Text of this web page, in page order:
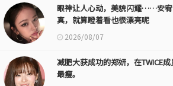
眼神让人心动，美貌闪耀……安宥
真，就算瞪着看也很漂亮呢
2026/08/07
减肥大获成功的郑妍，在TWICE成
最瘦。